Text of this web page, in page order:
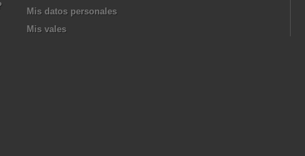
Mis datos personales
Mis vales